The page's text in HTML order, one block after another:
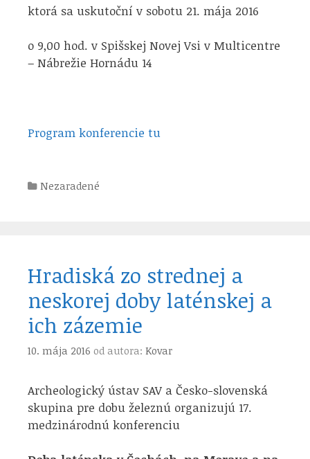
ktorá sa uskutoční v sobotu 21. mája 2016
o 9,00 hod. v Spišskej Novej Vsi v Multicentre
– Nábrežie Hornádu 14
Program konferencie tu
Kategórie
Nezaradené
Hradiská zo strednej a
neskorej doby laténskej a
ich zázemie
10. mája 2016 od autora: Kovar
Archeologický ústav SAV a Česko-slovenská
skupina pre dobu železnú organizujú 17.
medzinárodnú konferenciu